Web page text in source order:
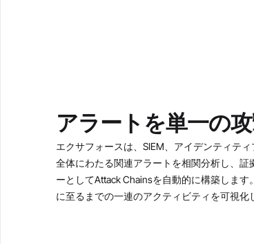
アラートを単一の
エクサフォースは、SIEM、アイデンティテ
全体にわたる関連アラートを相関分析し、
ーとしてAttack Chainsを自動的に構築しま
に至るまでの一連のアクティビティを可視化